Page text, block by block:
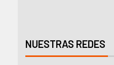
NUESTRAS REDES